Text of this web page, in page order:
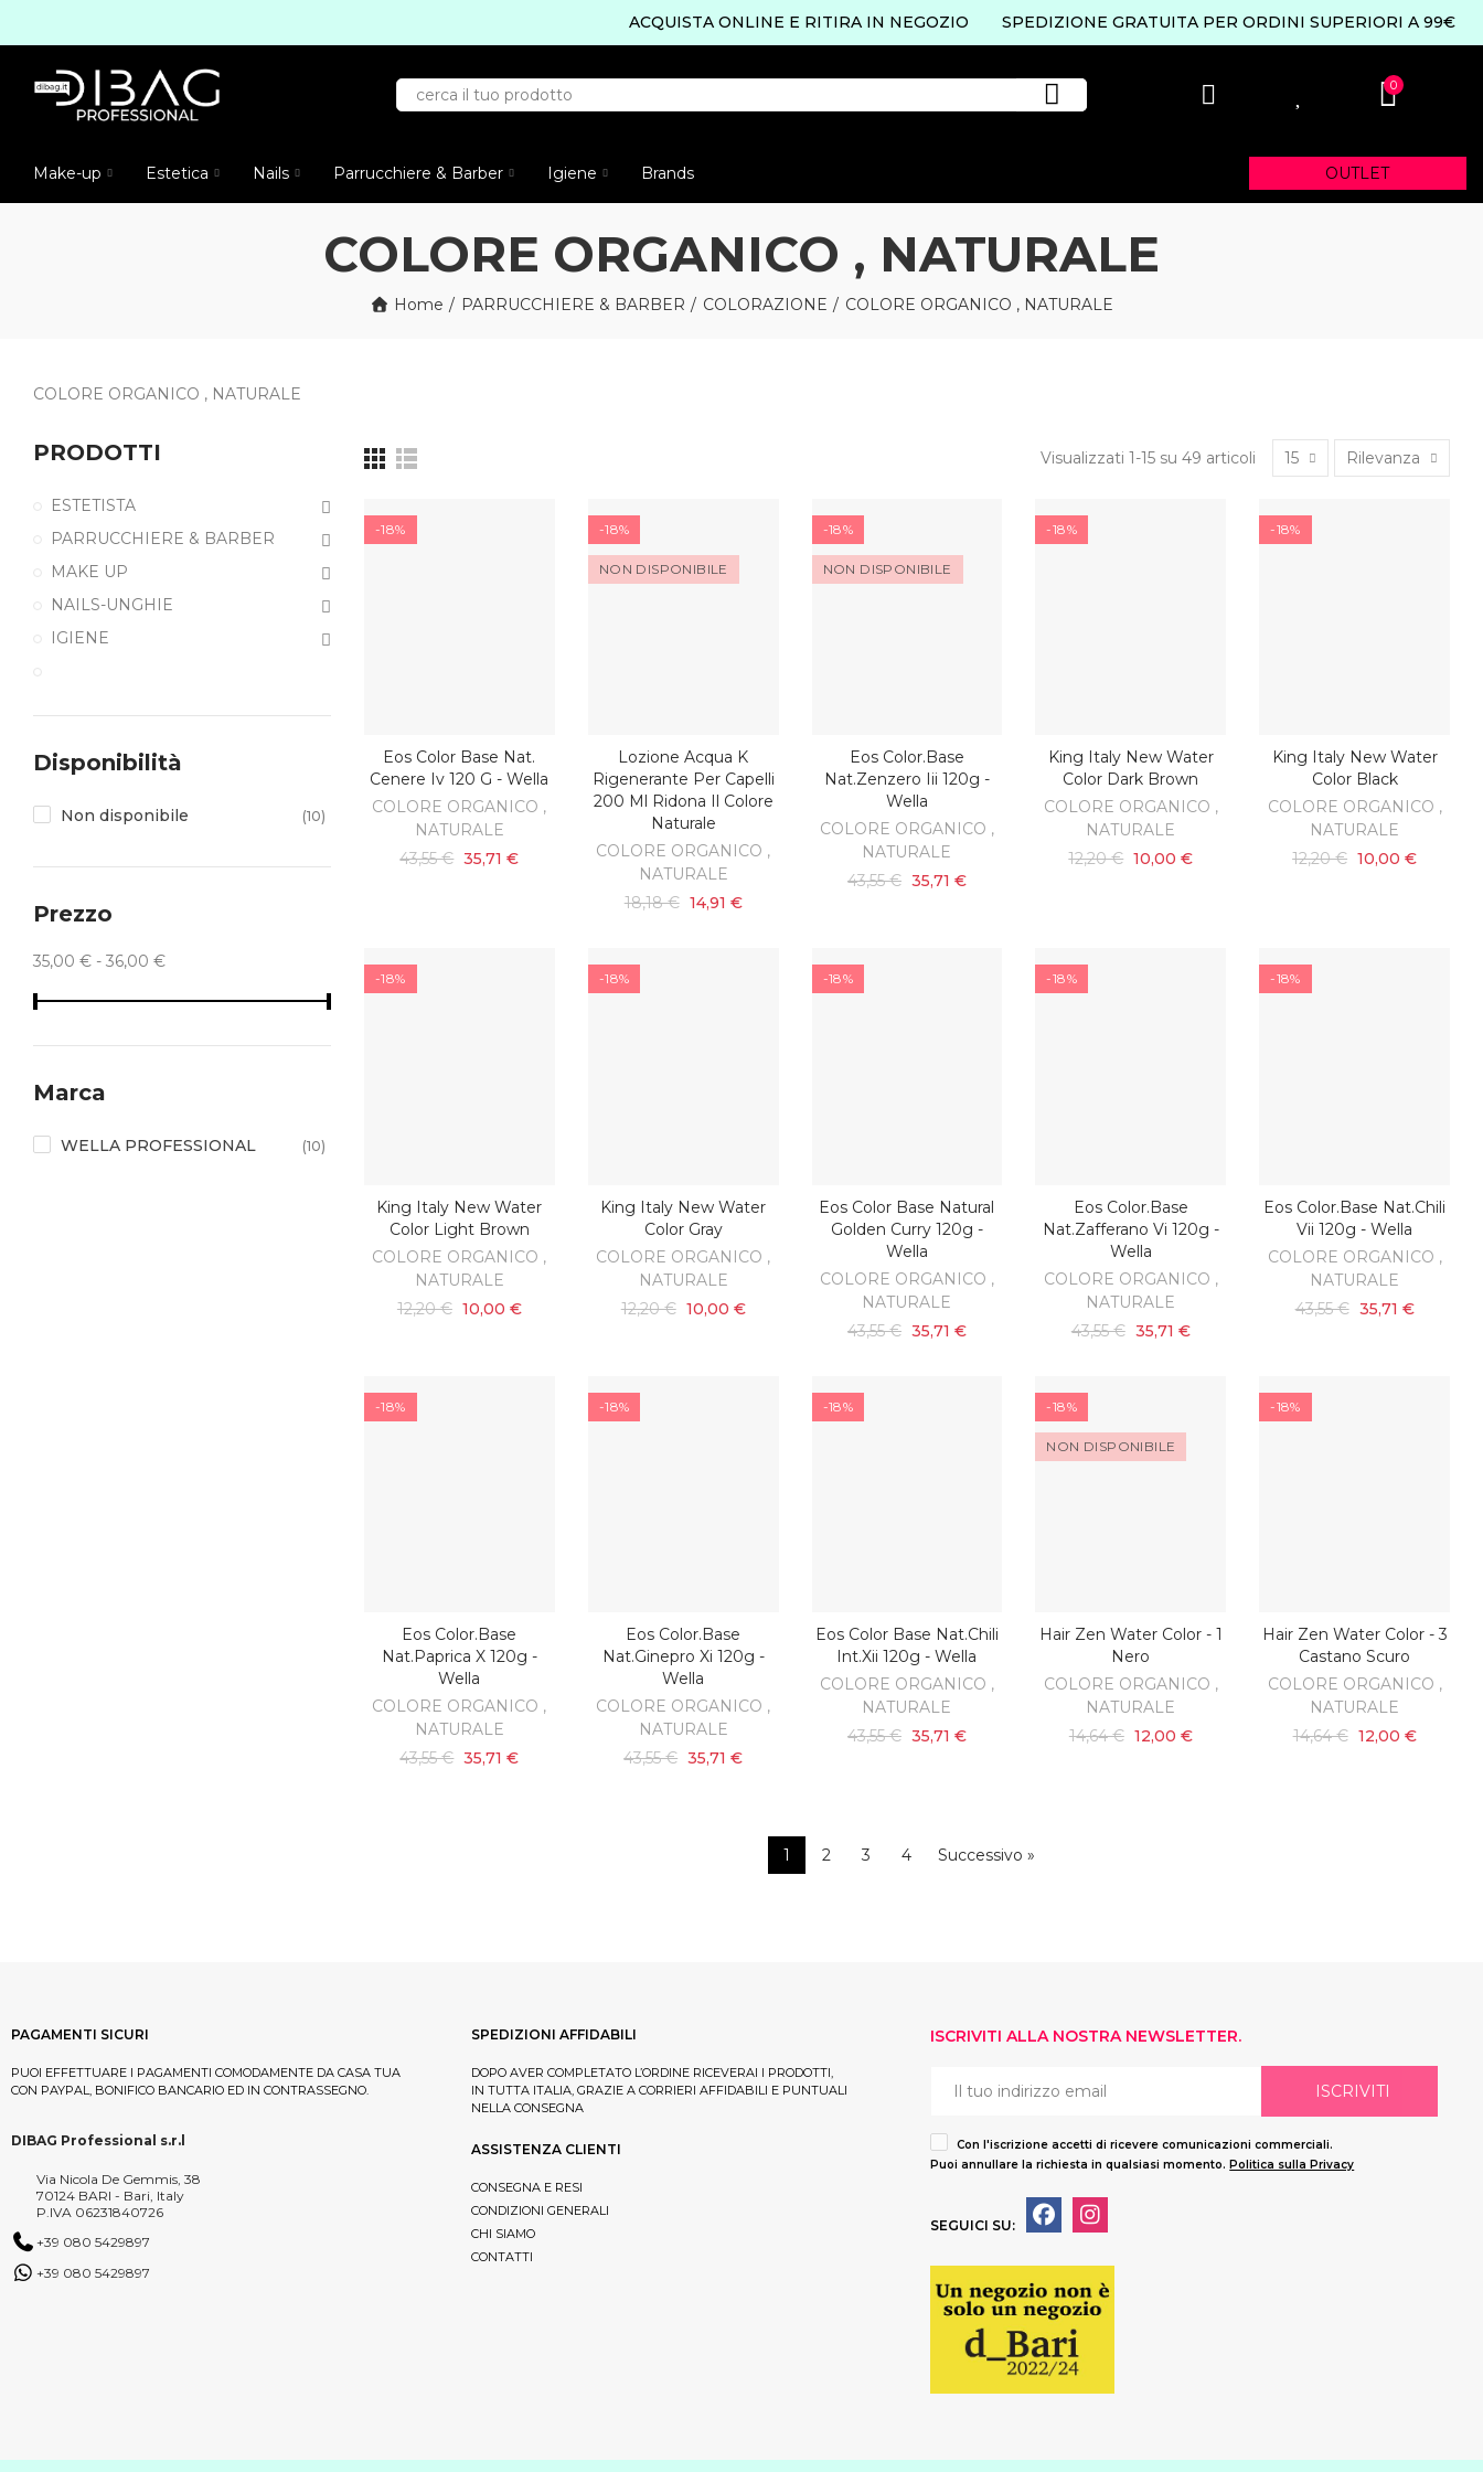
ACQUISTA ONLINE E RITIRA IN NEGOZIO SPEDIZIONE GRATUITA PER ORDINI SUPERIORI A 99€
0
Make-up Estetica Nails Parrucchiere & Barber Igiene Brands OUTLET
COLORE ORGANICO , NATURALE
Home PARRUCCHIERE & BARBER COLORAZIONE COLORE ORGANICO , NATURALE
COLORE ORGANICO , NATURALE
Visualizzati 1-15 su 49 articoli 15 Rilevanza
-18%
AGGIUNGI AL CARRELLO
Eos Color Base Nat.
Cenere Iv 120 G - Wella
COLORE ORGANICO ,
NATURALE
43,55 € 35,71 €
-18%
NON DISPONIBILE
SCOPRI
Lozione Acqua K
Rigenerante Per Capelli
200 Ml Ridona Il Colore
Naturale
COLORE ORGANICO ,
NATURALE
18,18 € 14,91 €
-18%
NON DISPONIBILE
SCOPRI
Eos Color.base
Nat.zenzero Iii 120g -
Wella
COLORE ORGANICO ,
NATURALE
43,55 € 35,71 €
-18%
AGGIUNGI AL CARRELLO
King Italy New Water
Color Dark Brown
COLORE ORGANICO ,
NATURALE
12,20 € 10,00 €
-18%
AGGIUNGI AL CARRELLO
King Italy New Water
Color Black
COLORE ORGANICO ,
NATURALE
12,20 € 10,00 €
-18%
AGGIUNGI AL CARRELLO
King Italy New Water
Color Light Brown
COLORE ORGANICO ,
NATURALE
12,20 € 10,00 €
-18%
AGGIUNGI AL CARRELLO
King Italy New Water
Color Gray
COLORE ORGANICO ,
NATURALE
12,20 € 10,00 €
-18%
AGGIUNGI AL CARRELLO
Eos Color Base Natural
Golden Curry 120g -
Wella
COLORE ORGANICO ,
NATURALE
43,55 € 35,71 €
-18%
AGGIUNGI AL CARRELLO
Eos Color.base
Nat.zafferano Vi 120g -
Wella
COLORE ORGANICO ,
NATURALE
43,55 € 35,71 €
-18%
AGGIUNGI AL CARRELLO
Eos Color.base Nat.chili
Vii 120g - Wella
COLORE ORGANICO ,
NATURALE
43,55 € 35,71 €
-18%
AGGIUNGI AL CARRELLO
Eos Color.base
Nat.paprica X 120g -
Wella
COLORE ORGANICO ,
NATURALE
43,55 € 35,71 €
-18%
AGGIUNGI AL CARRELLO
Eos Color.base
Nat.ginepro Xi 120g -
Wella
COLORE ORGANICO ,
NATURALE
43,55 € 35,71 €
-18%
AGGIUNGI AL CARRELLO
Eos Color Base Nat.chili
Int.xii 120g - Wella
COLORE ORGANICO ,
NATURALE
43,55 € 35,71 €
-18%
NON DISPONIBILE
SCOPRI
Hair Zen Water Color - 1
Nero
COLORE ORGANICO ,
NATURALE
14,64 € 12,00 €
-18%
AGGIUNGI AL CARRELLO
Hair Zen Water Color - 3
Castano Scuro
COLORE ORGANICO ,
NATURALE
14,64 € 12,00 €
1 2 3 4 Successivo »
PRODOTTI
ESTETISTA
PARRUCCHIERE & BARBER
MAKE UP
NAILS-UNGHIE
IGIENE
Disponibilità
Non disponibile (10)
Prezzo
35,00 € - 36,00 €
Marca
WELLA PROFESSIONAL (10)
PAGAMENTI SICURI
PUOI EFFETTUARE I PAGAMENTI COMODAMENTE DA CASA TUA
CON PAYPAL, BONIFICO BANCARIO ED IN CONTRASSEGNO.
DIBAG Professional s.r.l
Via Nicola De Gemmis, 38
70124 BARI - Bari, Italy
P.IVA 06231840726
+39 080 5429897
+39 080 5429897
SPEDIZIONI AFFIDABILI
DOPO AVER COMPLETATO L’ORDINE RICEVERAI I PRODOTTI,
IN TUTTA ITALIA, GRAZIE A CORRIERI AFFIDABILI E PUNTUALI
NELLA CONSEGNA
ASSISTENZA CLIENTI
CONSEGNA E RESI
CONDIZIONI GENERALI
CHI SIAMO
CONTATTI
ISCRIVITI ALLA NOSTRA NEWSLETTER.
ISCRIVITI
Con l'iscrizione accetti di ricevere comunicazioni commerciali.
Puoi annullare la richiesta in qualsiasi momento. Politica sulla Privacy
SEGUICI SU: